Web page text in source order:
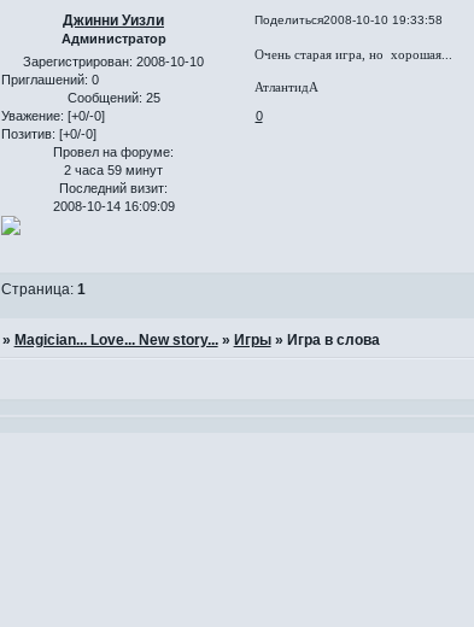
Поделиться2008-10-10 19:33:58
Джинни Уизли
Администратор
Зарегистрирован: 2008-10-10
Приглашений: 0
Сообщений: 25
Уважение: [+0/-0]
Позитив: [+0/-0]
Провел на форуме:
2 часа 59 минут
Последний визит:
2008-10-14 16:09:09
Очень старая игра, но хорошая...
АтлантидА
0
Страница: 1
» Magician... Love... New story... » Игры » Игра в слова